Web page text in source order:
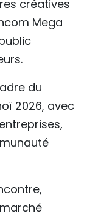
créatives
Mega
du
2026, avec